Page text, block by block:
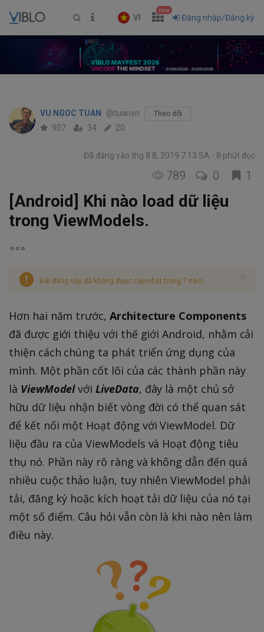
VI
new
Đăng nhập/Đăng ký
VU NGOC TUAN @tuanvn Theo dõi
907 34 20
Đã đăng vào thg 8 8, 2019 7:13 SA 8 phút đọc
789 0 1
[Android] Khi nào load dữ liệu
trong ViewModels.
Bài đăng này đã không được cập nhật trong 7 năm
Hơn hai năm trước, Architecture Components
đã được giới thiệu với thế giới Android, nhằm cải
thiện cách chúng ta phát triển ứng dụng của
mình. Một phần cốt lõi của các thành phần này
là ViewModelvớiLiveData, đây là một chủ sở
hữu dữ liệu nhận biết vòng đời có thể quan sát
để kết nối một Hoạt động với ViewModel. Dữ
liệu đầu ra của ViewModels và Hoạt động tiêu
thụ nó. Phần này rõ ràng và không dẫn đến quá
nhiều cuộc thảo luận, tuy nhiên ViewModel phải
tải, đăng ký hoặc kích hoạt tải dữ liệu của nó tại
một số điểm. Câu hỏi vẫn còn là khi nào nên làm
điều này.